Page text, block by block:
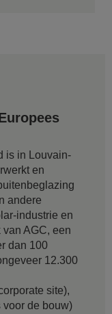
is in Louvain-
en
andere
industrie en
AGC, een
dan 100
12.300
site),
voor de bouw)